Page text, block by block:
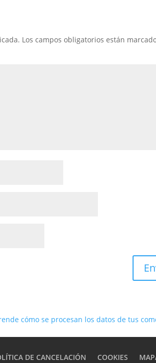
Los campos obligatorios están
cómo se procesan los datos de tus
DE CANCELACIÓN COOKIES